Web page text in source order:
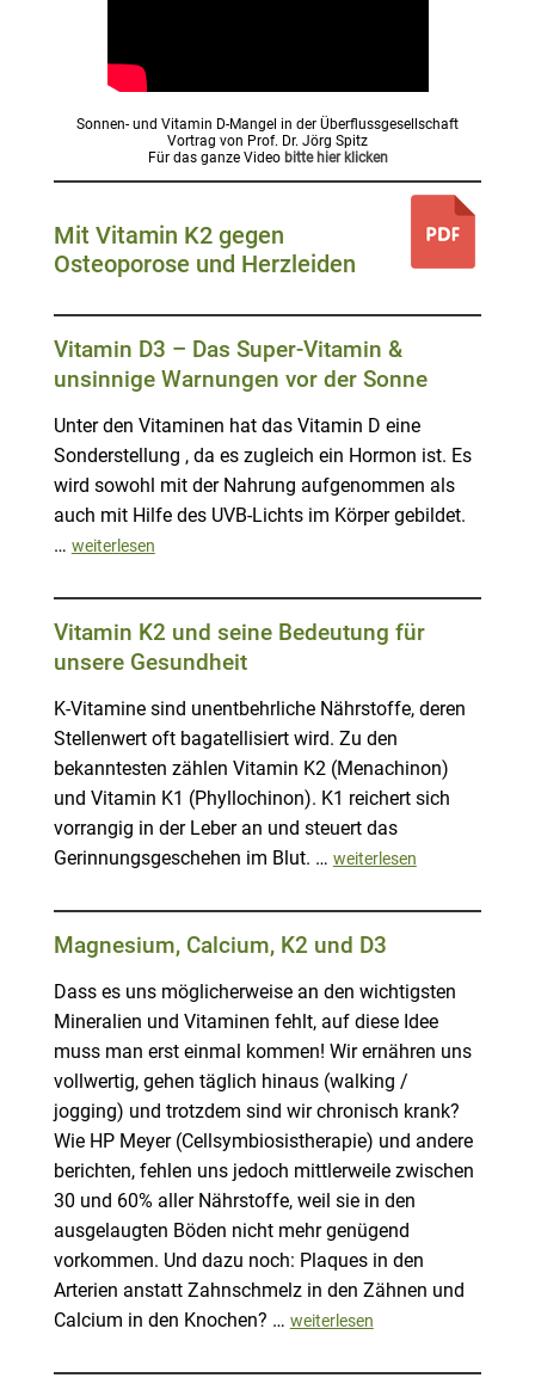
Sonnen- und Vitamin D-Mangel in der Überflussgesellschaft
Vortrag von Prof. Dr. Jörg Spitz
Für das ganze Video bitte hier klicken
Mit Vitamin K2 gegen
Osteoporose und Herzleiden
Vitamin D3 – Das Super-Vitamin &
unsinnige Warnungen vor der Sonne
Unter den Vitaminen hat das Vitamin D eine
Sonderstellung , da es zugleich ein Hormon ist. Es
wird sowohl mit der Nahrung aufgenommen als
auch mit Hilfe des UVB-Lichts im Körper gebildet.
… weiterlesen
Vitamin K2 und seine Bedeutung für
unsere Gesundheit
K-Vitamine sind unentbehrliche Nährstoffe, deren
Stellenwert oft bagatellisiert wird. Zu den
bekanntesten zählen Vitamin K2 (Menachinon)
und Vitamin K1 (Phyllochinon). K1 reichert sich
vorrangig in der Leber an und steuert das
Gerinnungsgeschehen im Blut. … weiterlesen
Magnesium, Calcium, K2 und D3
Dass es uns möglicherweise an den wichtigsten
Mineralien und Vitaminen fehlt, auf diese Idee
muss man erst einmal kommen! Wir ernähren uns
vollwertig, gehen täglich hinaus (walking /
jogging) und trotzdem sind wir chronisch krank?
Wie HP Meyer (Cellsymbiosistherapie) und andere
berichten, fehlen uns jedoch mittlerweile zwischen
30 und 60% aller Nährstoffe, weil sie in den
ausgelaugten Böden nicht mehr genügend
vorkommen. Und dazu noch: Plaques in den
Arterien anstatt Zahnschmelz in den Zähnen und
Calcium in den Knochen? … weiterlesen